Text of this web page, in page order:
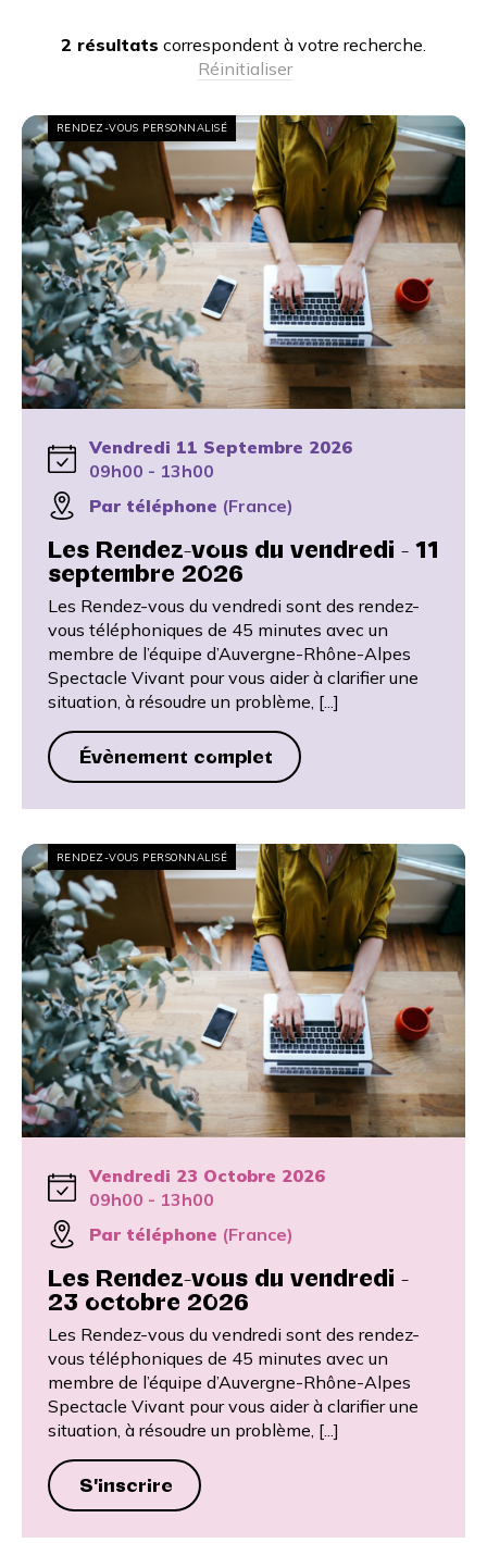
2 résultats correspondent à votre recherche.
Réinitialiser
RENDEZ-VOUS PERSONNALISÉ
Vendredi 11 Septembre 2026
09h00 - 13h00
Par téléphone (France)
Les Rendez-vous du vendredi - 11
septembre 2026
Les Rendez-vous du vendredi sont des rendez-
vous téléphoniques de 45 minutes avec un
membre de l’équipe d’Auvergne-Rhône-Alpes
Spectacle Vivant pour vous aider à clarifier une
situation, à résoudre un problème, [...]
Évènement complet
RENDEZ-VOUS PERSONNALISÉ
Vendredi 23 Octobre 2026
09h00 - 13h00
Par téléphone (France)
Les Rendez-vous du vendredi -
23 octobre 2026
Les Rendez-vous du vendredi sont des rendez-
vous téléphoniques de 45 minutes avec un
membre de l’équipe d’Auvergne-Rhône-Alpes
Spectacle Vivant pour vous aider à clarifier une
situation, à résoudre un problème, [...]
S'inscrire